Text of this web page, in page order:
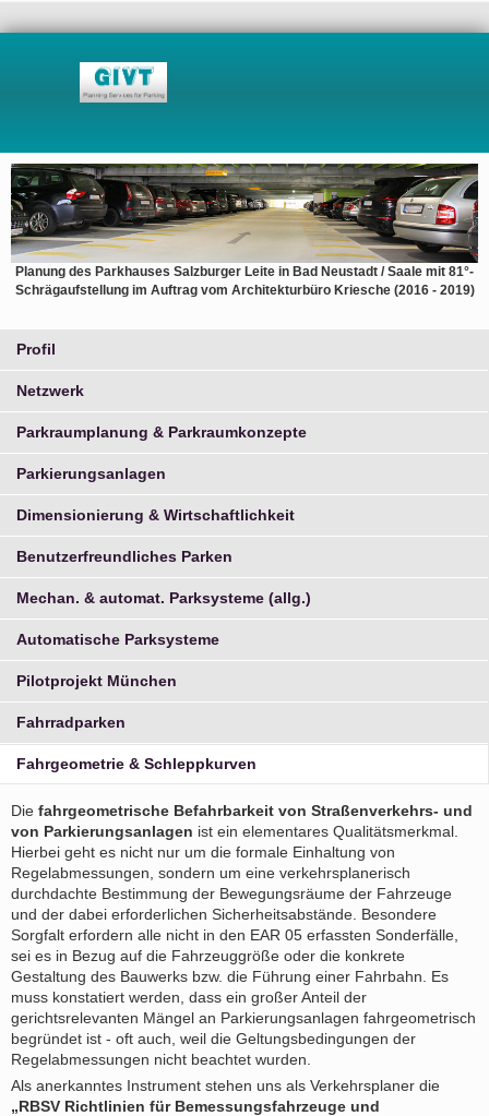
Planung des Parkhauses Salzburger Leite in Bad Neustadt / Saale mit 81°-
Schrägaufstellung im Auftrag vom Architekturbüro Kriesche (2016 - 2019)
Profil
Netzwerk
Parkraumplanung & Parkraumkonzepte
Parkierungsanlagen
Dimensionierung & Wirtschaftlichkeit
Benutzerfreundliches Parken
Mechan. & automat. Parksysteme (allg.)
Automatische Parksysteme
Pilotprojekt München
Fahrradparken
Fahrgeometrie & Schleppkurven
Die fahrgeometrische Befahrbarkeit von Straßenverkehrs- und
von Parkierungsanlagen ist ein elementares Qualitätsmerkmal.
Hierbei geht es nicht nur um die formale Einhaltung von
Regelabmessungen, sondern um eine verkehrsplanerisch
durchdachte Bestimmung der Bewegungsräume der Fahrzeuge
und der dabei erforderlichen Sicherheitsabstände. Besondere
Sorgfalt erfordern alle nicht in den EAR 05 erfassten Sonderfälle,
sei es in Bezug auf die Fahrzeuggröße oder die konkrete
Gestaltung des Bauwerks bzw. die Führung einer Fahrbahn. Es
muss konstatiert werden, dass ein großer Anteil der
gerichtsrelevanten Mängel an Parkierungsanlagen fahrgeometrisch
begründet ist - oft auch, weil die Geltungsbedingungen der
Regelabmessungen nicht beachtet wurden.
Als anerkanntes Instrument stehen uns als Verkehrsplaner die
„RBSV Richtlinien für Bemessungsfahrzeuge und